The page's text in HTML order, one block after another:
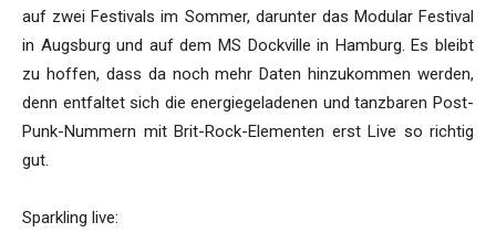
auf zwei Festivals im Sommer, darunter das Modular Festival
in Augsburg und auf dem MS Dockville in Hamburg. Es bleibt
zu hoffen, dass da noch mehr Daten hinzukommen werden,
denn entfaltet sich die energiegeladenen und tanzbaren Post-
Punk-Nummern mit Brit-Rock-Elementen erst Live so richtig
gut.
Sparkling live: